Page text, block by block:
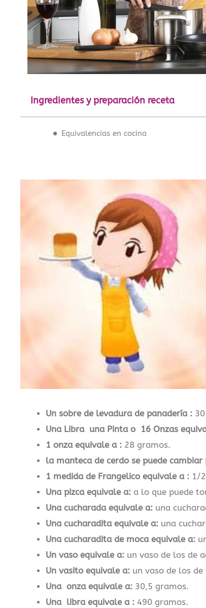
Ingredientes y preparación receta
Equivalencias en cocina
Un sobre de levadura de panadería :30
Una Libra una Pinta o 16 Onzas
1 onza equivale a :28 gramos.
la manteca de cerdo se puede cambiar
1 medida de Frangelico equivale a :1/2
Una pizca equivale a:a lo que puede
Una cucharada equivale a:una
Una cucharadita equivale a: una
Una cucharadita de moca equivale a:
Un vaso equivale a:un vaso de los de
Un vasito equivale a: un vaso de los de
Una onza equivale a:30,5 gramos.
Una libra equivale a :490 gramos.